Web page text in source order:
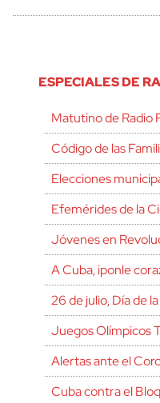
ESPECIALES DE
Matutino de Radio
Código de las
Elecciones
Efemérides de la
Jóvenes en
A Cuba, ¡ponle
26 de julio, Día de
Juegos Olímpicos
Alertas ante el
Cuba contra el